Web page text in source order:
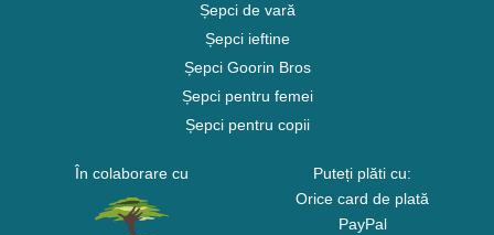
Șepci de vară
Șepci ieftine
Șepci Goorin Bros
Șepci pentru femei
Șepci pentru copii
În colaborare cu
Puteți plăti cu:
Orice card de plată
PayPal